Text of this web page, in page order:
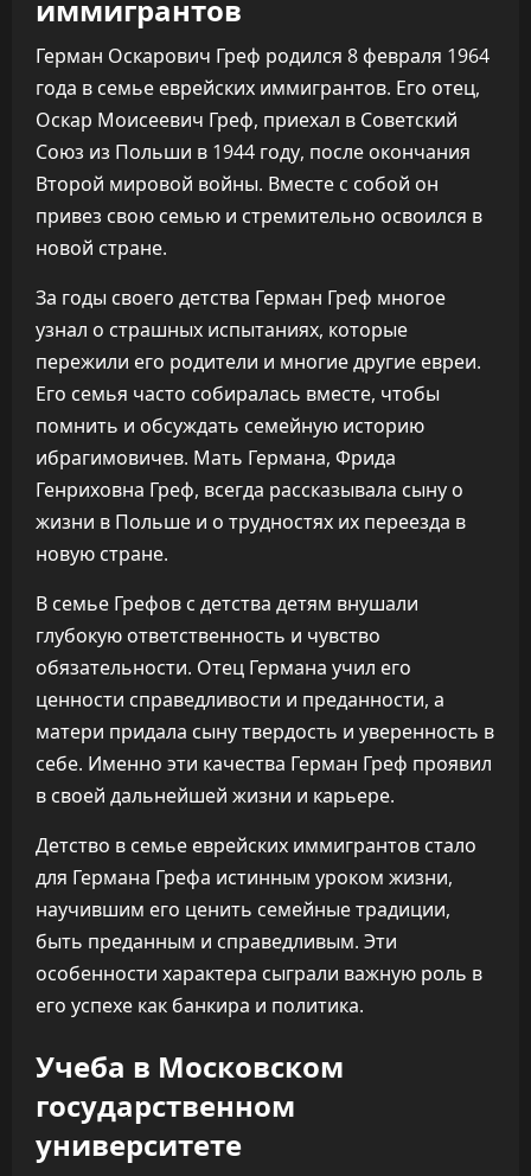
Герман Оскарович Греф родился 8 февраля 1964
года в семье еврейских иммигрантов. Его отец,
Оскар Моисеевич Греф, приехал в Советский
Союз из Польши в 1944 году, после окончания
Второй мировой войны. Вместе с собой он
привез свою семью и стремительно освоился в
новой стране.
За годы своего детства Герман Греф многое
узнал о страшных испытаниях, которые
пережили его родители и многие другие евреи.
Его семья часто собиралась вместе, чтобы
помнить и обсуждать семейную историю
ибрагимовичев. Мать Германа, Фрида
Генриховна Греф, всегда рассказывала сыну о
жизни в Польше и о трудностях их переезда в
новую стране.
В семье Грефов с детства детям внушали
глубокую ответственность и чувство
обязательности. Отец Германа учил его
ценности справедливости и преданности, а
матери придала сыну твердость и уверенность в
себе. Именно эти качества Герман Греф проявил
в своей дальнейшей жизни и карьере.
Детство в семье еврейских иммигрантов стало
для Германа Грефа истинным уроком жизни,
научившим его ценить семейные традиции,
быть преданным и справедливым. Эти
особенности характера сыграли важную роль в
его успехе как банкира и политика.
Учеба в Московском
государственном
университете